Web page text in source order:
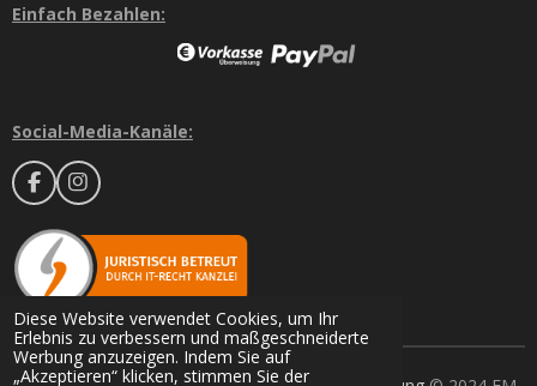
Diese Website verwendet Cookies, um Ihr
Erlebnis zu verbessern und maßgeschneiderte
Werbung anzuzeigen. Indem Sie auf
„Akzeptieren“ klicken, stimmen Sie der
Einfach Bezahlen:
Social-Media-Kanäle:
F
a
c
e
b
k
I
n
t
g
a
m